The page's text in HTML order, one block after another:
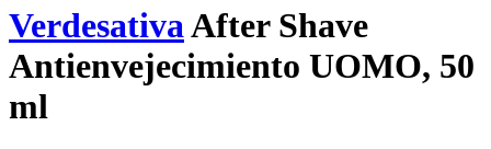
VerdesativaAfter Shave
Antienvejecimiento UOMO, 50
ml